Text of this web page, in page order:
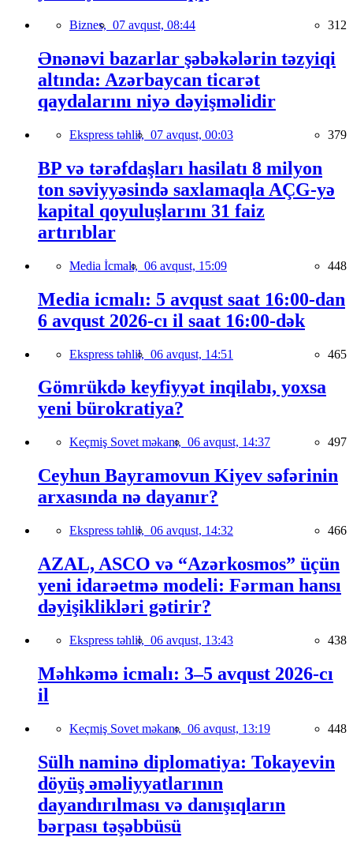
Biznes, 07 avqust, 08:44 312
Ənənəvi bazarlar şəbəkələrin təzyiqi
altında: Azərbaycan ticarət
qaydalarını niyə dəyişməlidir
Ekspress təhlil, 07 avqust, 00:03 379
BP və tərəfdaşları hasilatı 8 milyon
ton səviyyəsində saxlamaqla AÇG-yə
kapital qoyuluşlarını 31 faiz
artırıblar
Media İcmalı, 06 avqust, 15:09 448
Media icmalı: 5 avqust saat 16:00-dan
6 avqust 2026-cı il saat 16:00-dək
Ekspress təhlil, 06 avqust, 14:51 465
Gömrükdə keyfiyyət inqilabı, yoxsa
yeni bürokratiya?
Keçmiş Sovet məkanı, 06 avqust, 14:37 497
Ceyhun Bayramovun Kiyev səfərinin
arxasında nə dayanır?
Ekspress təhlil, 06 avqust, 14:32 466
AZAL, ASCO və “Azərkosmos” üçün
yeni idarəetmə modeli: Fərman hansı
dəyişiklikləri gətirir?
Ekspress təhlil, 06 avqust, 13:43 438
Məhkəmə icmalı: 3–5 avqust 2026-cı
il
Keçmiş Sovet məkanı, 06 avqust, 13:19 448
Sülh naminə diplomatiya: Tokayevin
döyüş əməliyyatlarının
dayandırılması və danışıqların
bərpası təşəbbüsü